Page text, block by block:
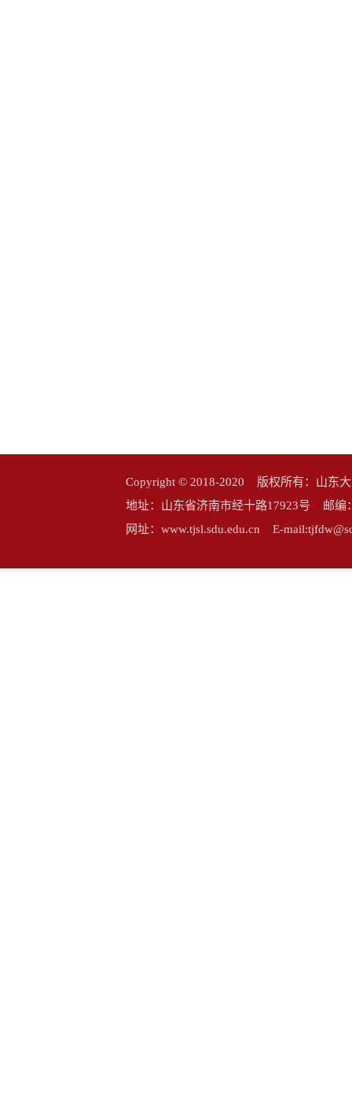
Copyright © 2018-2020 版权所有：山东
地址：山东省济南市经十路17923号 邮
网址：www.tjsl.sdu.edu.cn E-